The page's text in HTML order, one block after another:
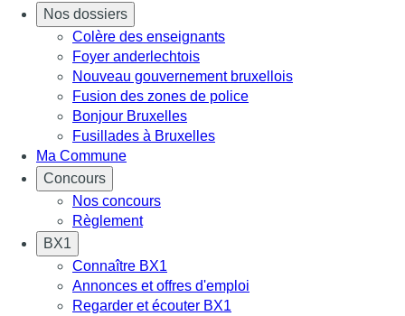
Nos dossiers
Colère des enseignants
Foyer anderlechtois
Nouveau gouvernement bruxellois
Fusion des zones de police
Bonjour Bruxelles
Fusillades à Bruxelles
Ma Commune
Concours
Nos concours
Règlement
BX1
Connaître BX1
Annonces et offres d'emploi
Regarder et écouter BX1